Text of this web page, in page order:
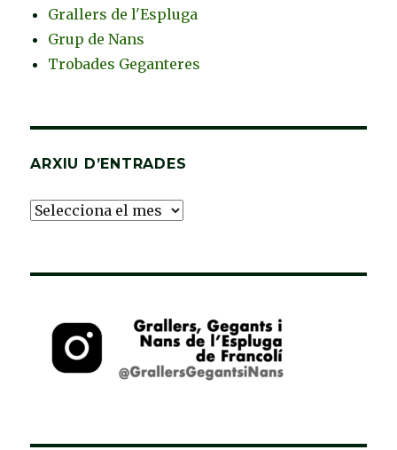
Grallers de l'Espluga
Grup de Nans
Trobades Geganteres
ARXIU D’ENTRADES
Arxiu